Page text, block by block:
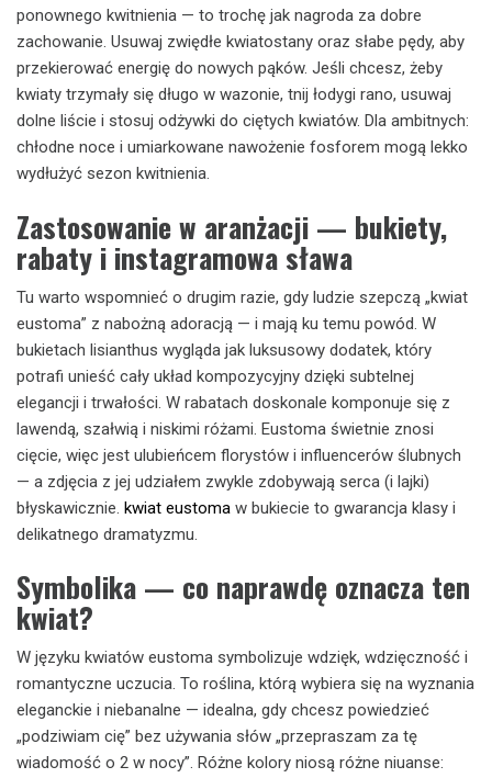
ponownego kwitnienia — to trochę jak nagroda za dobre
zachowanie. Usuwaj zwiędłe kwiatostany oraz słabe pędy, aby
przekierować energię do nowych pąków. Jeśli chcesz, żeby
kwiaty trzymały się długo w wazonie, tnij łodygi rano, usuwaj
dolne liście i stosuj odżywki do ciętych kwiatów. Dla ambitnych:
chłodne noce i umiarkowane nawożenie fosforem mogą lekko
wydłużyć sezon kwitnienia.
Zastosowanie w aranżacji — bukiety,
rabaty i instagramowa sława
Tu warto wspomnieć o drugim razie, gdy ludzie szepczą „kwiat
eustoma” z nabożną adoracją — i mają ku temu powód. W
bukietach lisianthus wygląda jak luksusowy dodatek, który
potrafi unieść cały układ kompozycyjny dzięki subtelnej
elegancji i trwałości. W rabatach doskonale komponuje się z
lawendą, szałwią i niskimi różami. Eustoma świetnie znosi
cięcie, więc jest ulubieńcem florystów i influencerów ślubnych
— a zdjęcia z jej udziałem zwykle zdobywają serca (i lajki)
błyskawicznie. kwiat eustoma w bukiecie to gwarancja klasy i
delikatnego dramatyzmu.
Symbolika — co naprawdę oznacza ten
kwiat?
W języku kwiatów eustoma symbolizuje wdzięk, wdzięczność i
romantyczne uczucia. To roślina, którą wybiera się na wyznania
eleganckie i niebanalne — idealna, gdy chcesz powiedzieć
„podziwiam cię” bez używania słów „przepraszam za tę
wiadomość o 2 w nocy”. Różne kolory niosą różne niuanse: